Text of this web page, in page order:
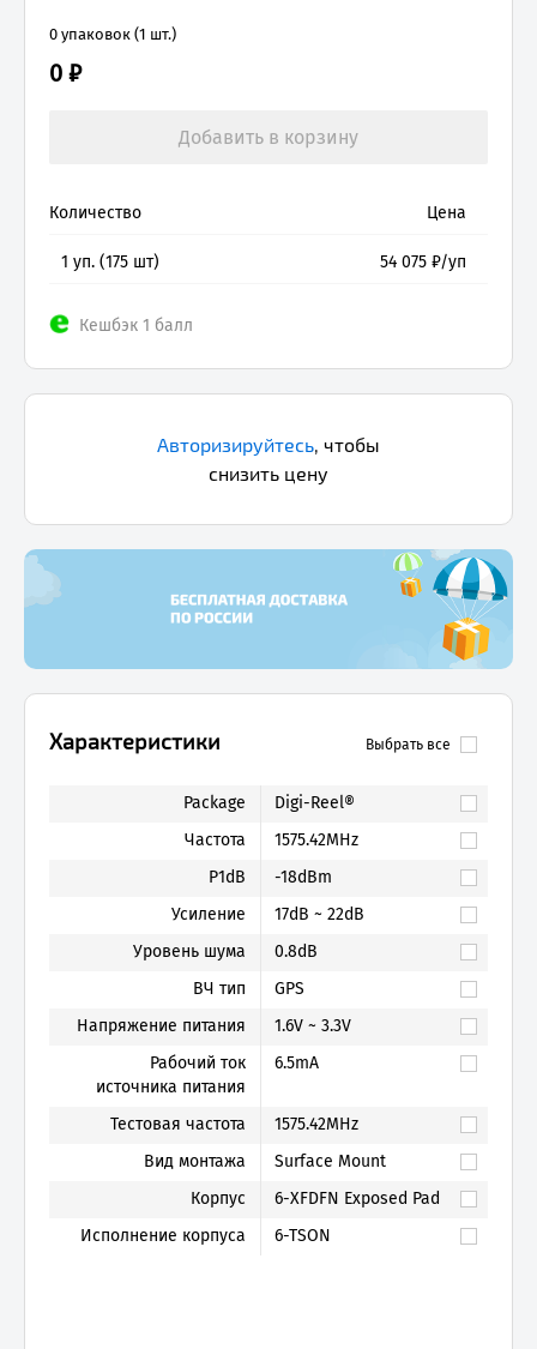
0 упаковок (1 шт.)
0 ₽
Количество Цена
1 уп. (175 шт) 54 075 ₽/уп
Кешбэк 1 балл
Авторизируйтесь, чтобы
снизить цену
Выбрать все
Характеристики
Package
Digi-Reel®
Частота
1575.42MHz
P1dB
-18dBm
Усиление
17dB ~ 22dB
Уровень шума
0.8dB
ВЧ тип
GPS
Напряжение питания
1.6V ~ 3.3V
Рабочий ток
источника питания
6.5mA
Тестовая частота
1575.42MHz
Вид монтажа
Surface Mount
Корпус
6-XFDFN Exposed Pad
Исполнение корпуса
6-TSON